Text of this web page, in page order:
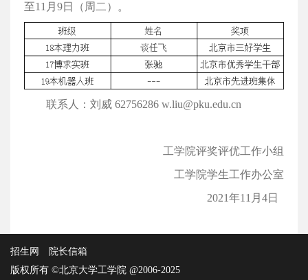
至11月9日（周二）。
联系人：刘威 62756286 w.liu@pku.edu.cn
工学院评奖评优工作小组
工学院学生工作办公室
2021年11月4日
招生网
院长信箱
版权所有 ©北京大学工学院 @2006-2025